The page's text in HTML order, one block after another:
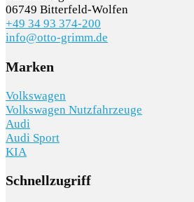
06749 Bitterfeld-Wolfen
+49 34 93 374-200
info@otto-grimm.de
Marken
Volkswagen
Volkswagen Nutzfahrzeuge
Audi
Audi Sport
KIA
Schnellzugriff